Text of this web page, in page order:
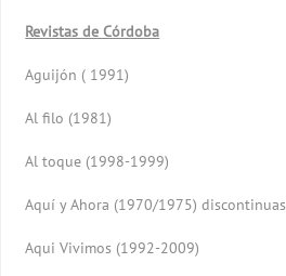
Revistas de Córdoba
Aguijón ( 1991)
Al filo (1981)
Al toque (1998-1999)
Aquí y Ahora (1970/1975) discontinuas
Aqui Vivimos (1992-2009)